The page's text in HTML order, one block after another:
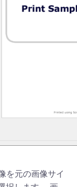
を元の画像サイ